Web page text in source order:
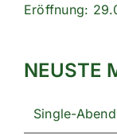
Eröffnung:
NEUSTE
Single-